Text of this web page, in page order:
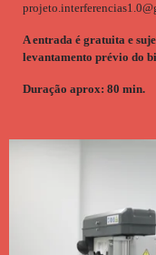
A entrada é gratuita e
levantamento prévio do
Duração aprox: 80 min.